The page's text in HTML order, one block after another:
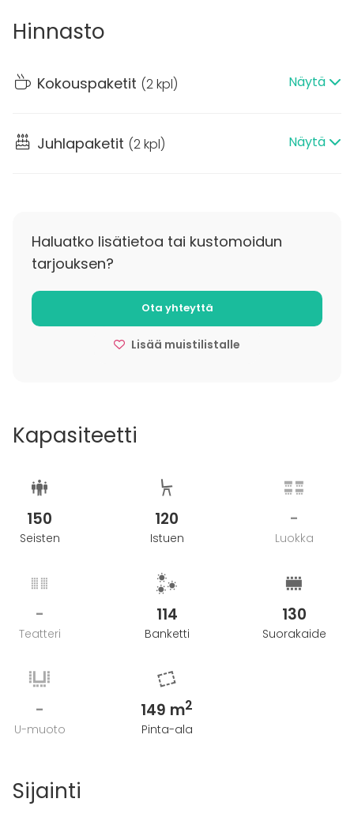
uusgoottilaista henkeä kunnioittaen ja suojellen.
kokonaisuudessaan upeat puitteet jopa 200 hengen
tilaisuuksien järjestämiseen.
Hinnasto
Kokouspaketit (2 kpl) Näytä
Juhlapaketit (2 kpl) Näytä
Haluatko lisätietoa tai kustomoidun
tarjouksen?
Ota yhteyttä
Lisää muistilistalle
Kapasiteetti
150
Seisten
120
Istuen
-
Luokka
-
Teatteri
114
Banketti
130
Suorakaide
-
U-muoto
149 m2
Pinta-ala
Sijainti